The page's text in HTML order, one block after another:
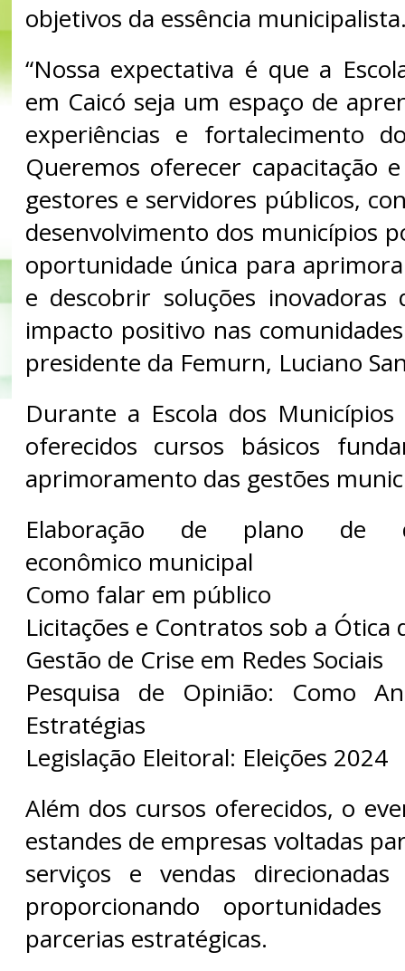
objetivos da essência
“Nossa expectativa é que a
em Caicó seja um espaço de
experiências e fortalecimento
Queremos oferecer capacitação
gestores e servidores públicos,
desenvolvimento dos municípios
oportunidade única para
e descobrir soluções
impacto positivo nas
presidente da Femurn, Luciano
Durante a Escola dos
oferecidos cursos básicos
aprimoramento das gestões
Elaboração de plano de
econômico municipal
Como falar em público
Licitações e Contratos sob a Ótica
Gestão de Crise em Redes Sociais
Pesquisa de Opinião: Como
Estratégias
Legislação Eleitoral: Eleições 2024
Além dos cursos oferecidos, o
estandes de empresas voltadas
serviços e vendas
proporcionando
parcerias estratégicas.